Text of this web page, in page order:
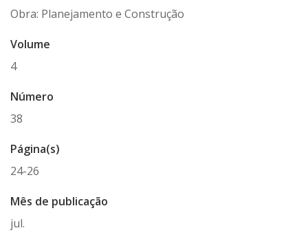
Obra: Planejamento e Construção
Volume
4
Número
38
Página(s)
24-26
Mês de publicação
jul.